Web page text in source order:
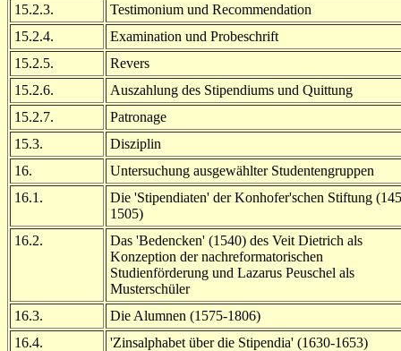
15.2.3.
Testimonium und Recommendation
15.2.4.
Examination und Probeschrift
15.2.5.
Revers
15.2.6.
Auszahlung des Stipendiums und Quittung
15.2.7.
Patronage
15.3.
Disziplin
16.
Untersuchung ausgewählter Studentengruppen
16.1.
Die 'Stipendiaten' der Konhofer'schen Stiftung
1505)
16.2.
Das 'Bedencken' (1540) des Veit Dietrich als
Konzeption der nachreformatorischen
Studienförderung und Lazarus Peuschel als
Musterschüler
16.3.
Die Alumnen (1575-1806)
16.4.
'Zinsalphabet über die Stipendia' (1630-1653)